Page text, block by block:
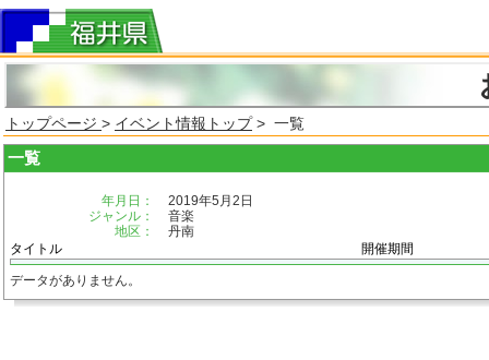
トップページ > イベント情報トップ> 一覧
一覧
年月日：
2019年5月2日
ジャンル：
音楽
地区：
丹南
タイトル
開催期間
データがありません。